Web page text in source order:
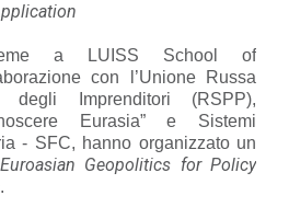
a LUISS School of
con l’Unione Russa
Imprenditori (RSPP),
Eurasia” e Sistemi
- SFC, hanno organizzato un
Geopolitics for Policy
.